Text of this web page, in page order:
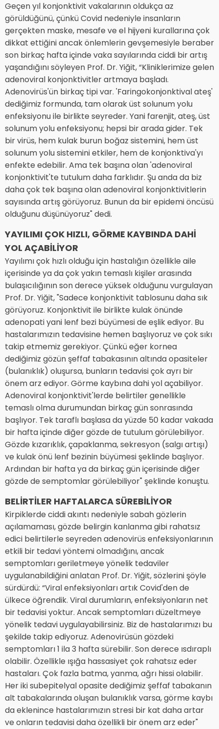
Geçen yıl konjonktivit vakalarının oldukça az
görüldüğünü, çünkü Covid nedeniyle insanların
gerçekten maske, mesafe ve el hijyeni kurallarına çok
dikkat ettiğini ancak önlemlerin gevşemesiyle beraber
son birkaç hafta içinde vaka sayılarında ciddi bir artış
yaşandığını söyleyen Prof. Dr. Yiğit, “Kliniklerimize gelen
adenoviral konjonktivitler artmaya başladı.
Adenovirüs'ün birkaç tipi var. 'Faringokonjonktival ateş'
dediğimiz formunda, tam olarak üst solunum yolu
enfeksiyonu ile birlikte seyreder. Yani farenjit, ateş, üst
solunum yolu enfeksiyonu; hepsi bir arada gider. Tek
bir virüs, hem kulak burun boğaz sistemini, hem üst
solunum yolu sistemini etkiler, hem de konjonktiva'yı
enfekte edebilir. Ama tek başına olan 'adenoviral
konjonktivit'te tutulum daha farklıdır. Şu anda da biz
daha çok tek başına olan adenoviral konjonktivitlerin
sayısında artış görüyoruz. Bunun da bir epidemi öncüsü
olduğunu düşünüyoruz" dedi.
YAYILIMI ÇOK HIZLI, GÖRME KAYBINDA DAHİ
YOL AÇABİLİYOR
Yayılımı çok hızlı olduğu için hastalığın özellikle aile
içerisinde ya da çok yakın temaslı kişiler arasında
bulaşıcılığının son derece yüksek olduğunu vurgulayan
Prof. Dr. Yiğit, "Sadece konjonktivit tablosunu daha sık
görüyoruz. Konjonktivit ile birlikte kulak önünde
adenopati yani lenf bezi büyümesi de eşlik ediyor. Bu
hastalarımızın tedavisine hemen başlıyoruz ve çok sıkı
takip etmemiz gerekiyor. Çünkü eğer kornea
dediğimiz gözün şeffaf tabakasının altında opasiteler
(bulanıklık) oluşursa, bunların tedavisi çok ayrı bir
önem arz ediyor. Görme kaybına dahi yol açabiliyor.
Adenoviral konjonktivit'lerde belirtiler genellikle
temaslı olma durumundan birkaç gün sonrasında
başlıyor. Tek taraflı başlasa da yüzde 50 kadar vakada
bir hafta içinde diğer gözde de tutulum görülebiliyor.
Gözde kızarıklık, çapaklanma, sekresyon (salgı artışı)
ve kulak önü lenf bezinin büyümesi şeklinde başlıyor.
Ardından bir hafta ya da birkaç gün içerisinde diğer
gözde de semptomlar görülebiliyor" şeklinde konuştu.
BELİRTİLER HAFTALARCA SÜREBİLİYOR
Kirpiklerde ciddi akıntı nedeniyle sabah gözlerin
açılamaması, gözde belirgin kanlanma gibi rahatsız
edici belirtilerle seyreden adenovirüs enfeksiyonlarının
etkili bir tedavi yöntemi olmadığını, ancak
semptomları geriletmeye yönelik tedaviler
uygulanabildiğini anlatan Prof. Dr. Yiğit, sözlerini şöyle
sürdürdü: “Viral enfeksiyonları artık Covid'den de
ülkece öğrendik. Viral durumların, enfeksiyonların net
bir tedavisi yoktur. Ancak semptomları düzeltmeye
yönelik tedavi uygulayabilirsiniz. Biz de hastalarımızı bu
şekilde takip ediyoruz. Adenovirüsün gözdeki
semptomları 1 ila 3 hafta sürebilir. Son derece ısdıraplı
olabilir. Özellikle ışığa hassasiyet çok rahatsız eder
hastaları. Çok fazla batma, yanma, ağrı hissi olabilir.
Her iki subepitelyal opasite dediğimiz şeffaf tabakanın
alt tabakalarında oluşan bulanıklık varsa, görme kaybı
da eklenince hastalarımızın stresi bir kat daha artar
ve onların tedavisi daha özellikli bir önem arz eder"